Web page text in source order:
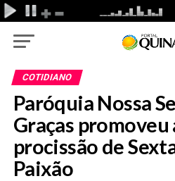
COTIDIANO
Paróquia Nossa
Graças
procissão de
Paixão